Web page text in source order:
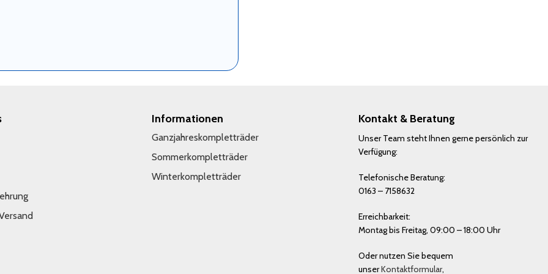
Informationen
Ganzjahreskompletträder
Sommerkompletträder
Winterkompletträder
Kontakt & Beratung
Unser Team steht Ihnen gerne persönlich zur
Verfügung:
Telefonische Beratung:
0163 – 7158632
Erreichbarkeit:
Montag bis Freitag, 09:00 – 18:00 Uhr
Oder nutzen Sie bequem
unserKontaktformular,